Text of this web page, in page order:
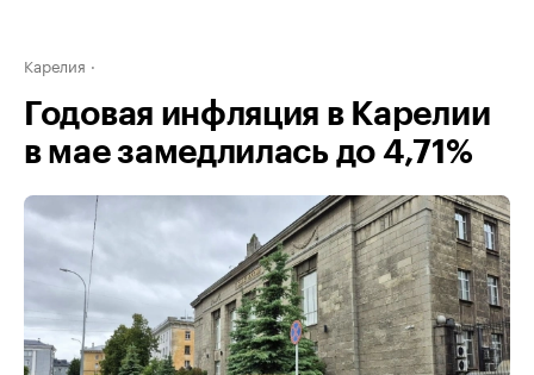
Карелия
Годовая инфляция в Карелии
в мае замедлилась до 4,71%